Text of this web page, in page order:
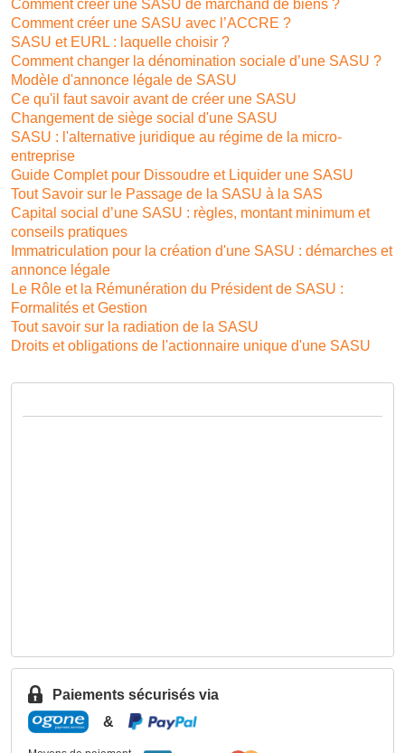
Comment créer une SASU de marchand de biens ?
Comment créer une SASU avec l’ACCRE ?
SASU et EURL : laquelle choisir ?
Comment changer la dénomination sociale d’une SASU ?
Modèle d'annonce légale de SASU
Ce qu'il faut savoir avant de créer une SASU
Changement de siège social d'une SASU
SASU : l'alternative juridique au régime de la micro-
entreprise
Guide Complet pour Dissoudre et Liquider une SASU
Tout Savoir sur le Passage de la SASU à la SAS
Capital social d’une SASU : règles, montant minimum et
conseils pratiques
Immatriculation pour la création d'une SASU : démarches et
annonce légale
Le Rôle et la Rémunération du Président de SASU :
Formalités et Gestion
Tout savoir sur la radiation de la SASU
Droits et obligations de l'actionnaire unique d'une SASU
Paiements sécurisés via
&